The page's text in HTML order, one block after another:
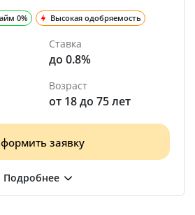
0% Высокая одобряемость
Ставка
до 0.8%
Возраст
от 18 до 75 лет
заявку